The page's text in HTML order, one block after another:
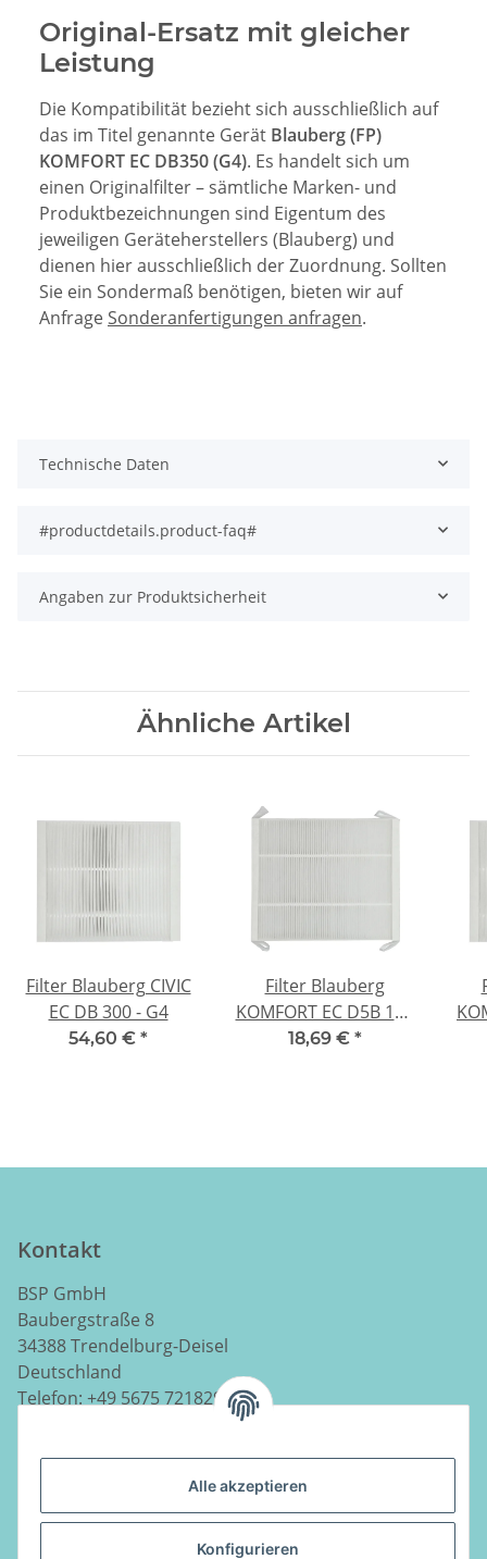
Alle akzeptieren
Konfigurieren
Original-Ersatz mit gleicher
Leistung
Die Kompatibilität bezieht sich ausschließlich auf
das im Titel genannte Gerät Blauberg (FP)
KOMFORT EC DB350 (G4). Es handelt sich um
einen Originalfilter – sämtliche Marken- und
Produktbezeichnungen sind Eigentum des
jeweiligen Geräteherstellers (Blauberg) und
dienen hier ausschließlich der Zuordnung. Sollten
Sie ein Sondermaß benötigen, bieten wir auf
Anfrage Sonderanfertigungen anfragen.
Technische Daten
#productdetails.product-faq#
Angaben zur Produktsicherheit
Ähnliche Artikel
Filter Blauberg CIVIC
EC DB 300 - G4
54,60 € *
Filter Blauberg
KOMFORT EC D5B 180
- G4
18,69 € *
Kontakt
BSP GmbH
Baubergstraße 8
34388 Trendelburg-Deisel
Deutschland
Telefon: +49 5675 7218290
Informationen